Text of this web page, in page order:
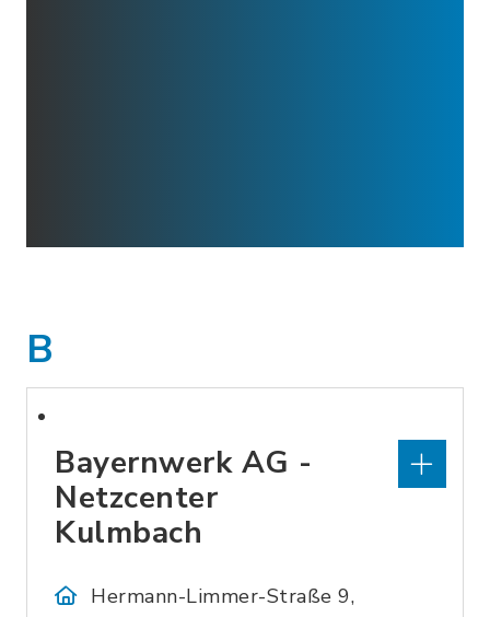
B
Bayernwerk AG -
Netzcenter
Kulmbach
Hermann-Limmer-Straße 9,